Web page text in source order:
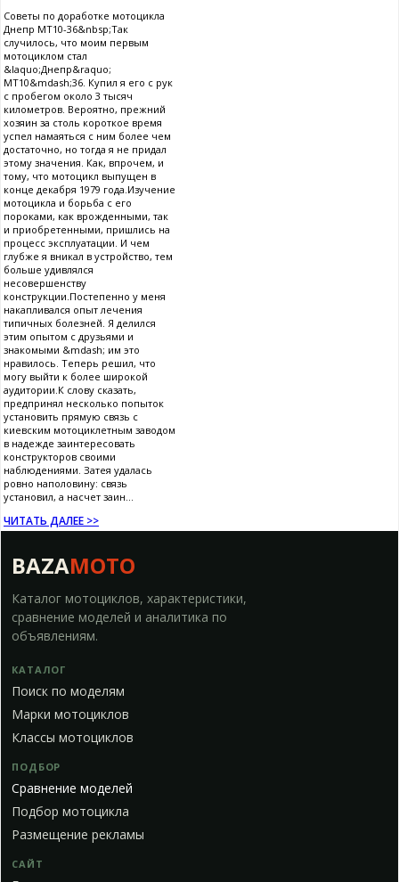
Советы по доработке мотоцикла
Днепр МТ10-36&nbsp;Так
случилось, что моим первым
мотоциклом стал
&laquo;Днепр&raquo;
МТ10&mdash;36. Купил я его с рук
с пробегом около 3 тысяч
километров. Вероятно, прежний
хозяин за столь короткое время
успел намаяться с ним более чем
достаточно, но тогда я не придал
этому значения. Как, впрочем, и
тому, что мотоцикл выпущен в
конце декабря 1979 года.Изучение
мотоцикла и борьба с его
пороками, как врожденными, так
и приобретенными, пришлись на
процесс эксплуатации. И чем
глубже я вникал в устройство, тем
больше удивлялся
несовершенству
конструкции.Постепенно у меня
накапливался опыт лечения
типичных болезней. Я делился
этим опытом с друзьями и
знакомыми &mdash; им это
нравилось. Теперь решил, что
могу выйти к более широкой
аудитории.К слову сказать,
предпринял несколько попыток
установить прямую связь с
киевским мотоциклетным заводом
в надежде заинтересовать
конструкторов своими
наблюдениями. Затея удалась
ровно наполовину: связь
установил, а насчет заин...
ЧИТАТЬ ДАЛЕЕ >>
BAZAMOTO
Каталог мотоциклов, характеристики,
сравнение моделей и аналитика по
объявлениям.
КАТАЛОГ
Поиск по моделям
Марки мотоциклов
Классы мотоциклов
ПОДБОР
Сравнение моделей
Подбор мотоцикла
Размещение рекламы
САЙТ